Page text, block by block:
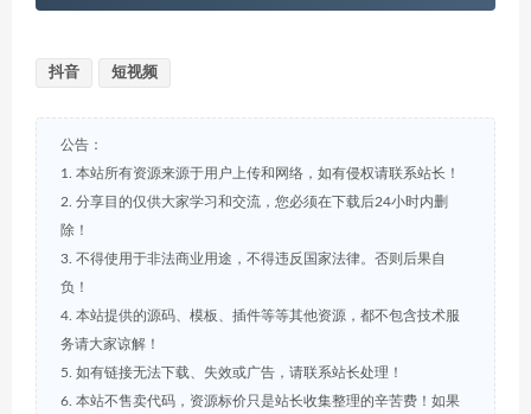
抖音 短视频
公告：
1. 本站所有资源来源于用户上传和网络，如有侵权请联系站长！
2. 分享目的仅供大家学习和交流，您必须在下载后24小时内删
除！
3. 不得使用于非法商业用途，不得违反国家法律。否则后果自
负！
4. 本站提供的源码、模板、插件等等其他资源，都不包含技术服
务请大家谅解！
5. 如有链接无法下载、失效或广告，请联系站长处理！
6. 本站不售卖代码，资源标价只是站长收集整理的辛苦费！如果